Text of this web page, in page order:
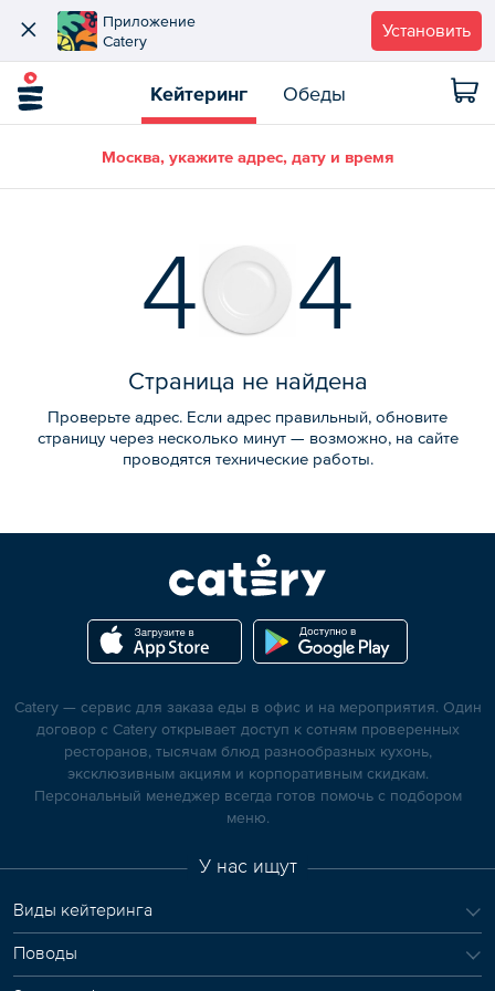
Приложение
Catery
Установить
Кейтеринг Обеды
Москва, укажите адрес, дату и время
4 4
Страница не найдена
Проверьте адрес. Если адрес правильный, обновите
страницу через несколько минут — возможно, на сайте
проводятся технические работы.
Catery — сервис для заказа еды в офис и на мероприятия. Один
договор с Catery открывает доступ к сотням проверенных
ресторанов, тысячам блюд разнообразных кухонь,
эксклюзивным акциям и корпоративным скидкам.
Персональный менеджер всегда готов помочь с подбором
меню.
У нас ищут
Виды кейтеринга
Поводы